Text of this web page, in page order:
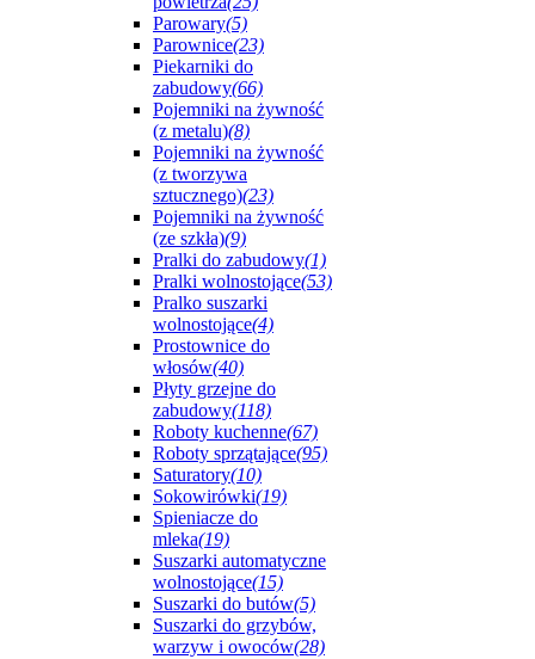
Parowary(5)
Parownice(23)
Piekarniki do
zabudowy(66)
Pojemniki na żywność
(z metalu)(8)
Pojemniki na żywność
(z tworzywa
sztucznego)(23)
Pojemniki na żywność
(ze szkła)(9)
Pralki do zabudowy(1)
Pralki wolnostojące(53)
Pralko suszarki
wolnostojące(4)
Prostownice do
włosów(40)
Płyty grzejne do
zabudowy(118)
Roboty kuchenne(67)
Roboty sprzątające(95)
Saturatory(10)
Sokowirówki(19)
Spieniacze do
mleka(19)
Suszarki automatyczne
wolnostojące(15)
Suszarki do butów(5)
Suszarki do grzybów,
warzyw i owoców(28)